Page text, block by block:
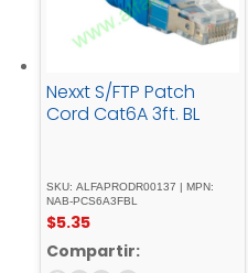
Nexxt S/FTP Patch
Cord Cat6A 3ft. BL
SKU: ALFAPRODR00137 | MPN:
NAB-PCS6A3FBL
$5.35
Compartir: